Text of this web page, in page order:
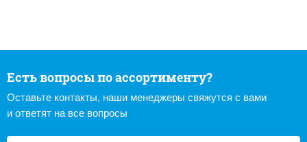
Есть вопросы по ассортименту?
Оставьте контакты, наши менеджеры свяжутся с вами
и ответят на все вопросы